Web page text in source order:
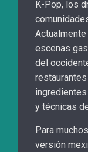
K-Pop, los
Actualmente
escenas
del
y técnicas
Para
versión